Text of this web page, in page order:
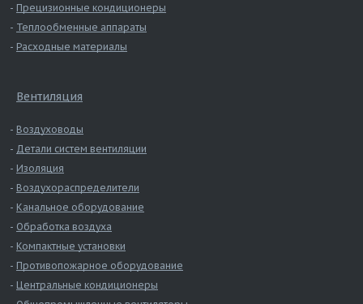
Прецизионные кондиционеры
Теплообменные аппараты
Расходные материалы
Вентиляция
Воздуховоды
Детали систем вентиляции
Изоляция
Воздухораспределители
Канальное оборудование
Обработка воздуха
Компактные установки
Противопожарное оборудование
Центральные кондиционеры